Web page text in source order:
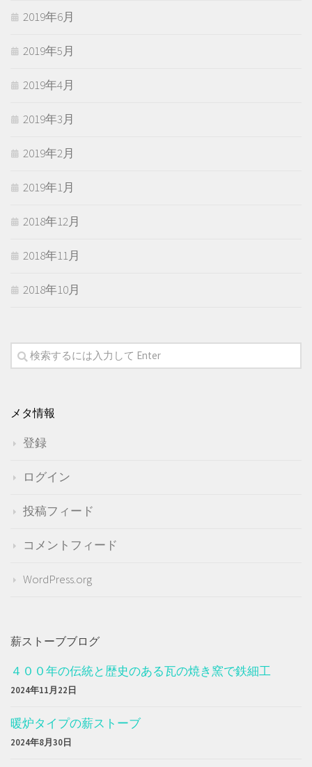
2019年6月
2019年5月
2019年4月
2019年3月
2019年2月
2019年1月
2018年12月
2018年11月
2018年10月
メタ情報
登録
ログイン
投稿フィード
コメントフィード
WordPress.org
薪ストーブブログ
４００年の伝統と歴史のある瓦の焼き窯で鉄細工
2024年11月22日
暖炉タイプの薪ストーブ
2024年8月30日